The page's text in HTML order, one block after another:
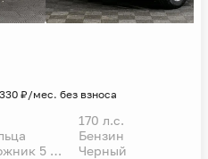
₽/мес. без взноса
170 л.с.
Бензин
Внедорожник 5 дв. Черный